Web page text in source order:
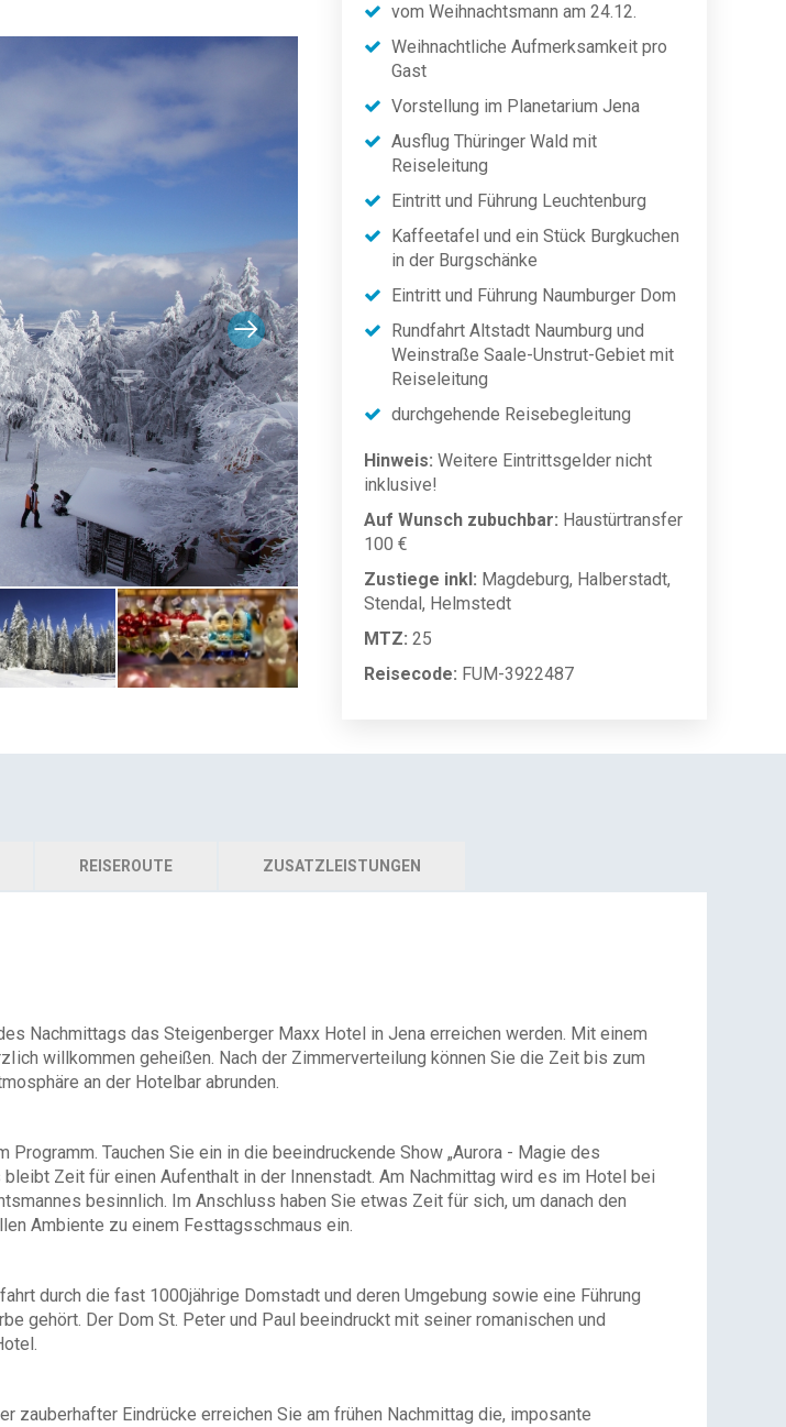
vom Weihnachtsmann am 24.12.
Weihnachtliche Aufmerksamkeit pro
Gast
Vorstellung im Planetarium Jena
Ausflug Thüringer Wald mit
Reiseleitung
Eintritt und Führung Leuchtenburg
Kaffeetafel und ein Stück Burgkuchen
in der Burgschänke
Eintritt und Führung Naumburger Dom
Rundfahrt Altstadt Naumburg und
Weinstraße Saale-Unstrut-Gebiet mit
Reiseleitung
durchgehende Reisebegleitung
Hinweis: Weitere Eintrittsgelder nicht
inklusive!
Auf Wunsch zubuchbar: Haustürtransfer
100 €
Zustiege inkl: Magdeburg, Halberstadt,
Stendal, Helmstedt
MTZ: 25
Reisecode: FUM-3922487
REISEROUTE ZUSATZLEISTUNGEN
Nachmittags das Steigenberger Maxx Hotel in Jena erreichen werden. Mit einem
willkommen geheißen. Nach der Zimmerverteilung können Sie die Zeit bis zum
an der Hotelbar abrunden.
Tauchen Sie ein in die beeindruckende Show „Aurora - Magie des
Zeit für einen Aufenthalt in der Innenstadt. Am Nachmittag wird es im Hotel bei
besinnlich. Im Anschluss haben Sie etwas Zeit für sich, um danach den
Ambiente zu einem Festtagsschmaus ein.
durch die fast 1000jährige Domstadt und deren Umgebung sowie eine Führung
gehört. Der Dom St. Peter und Paul beeindruckt mit seiner romanischen und
zauberhafter Eindrücke erreichen Sie am frühen Nachmittag die, imposante